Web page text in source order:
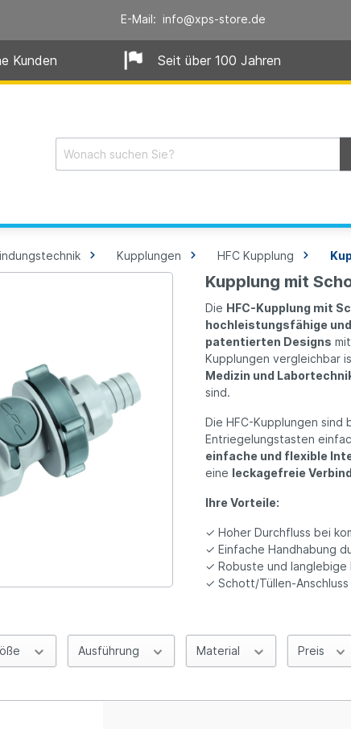
E-Mail: info@xps-store.de
Kunden Seit über 100 Jahren
Kupplungen HFC Kupplung
Kupplung mit
Die HFC-Kupplung mit
hochleistungsfähige
patentierten Designs
Kupplungen vergleichbar
Medizin und
sind.
Die HFC-Kupplungen sind
Entriegelungstasten
einfache und flexible
eine leckagefreie
Ihre Vorteile:
✓ Hoher Durchfluss bei
✓ Einfache Handhabung
✓ Robuste und langlebige
✓ Schott/Tüllen-
Ausführung Material Preis